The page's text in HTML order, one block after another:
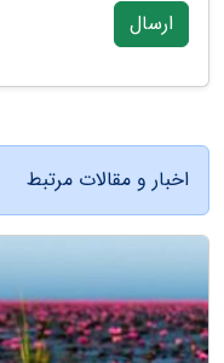
ارسال
اخبار و مقالات مرتبط